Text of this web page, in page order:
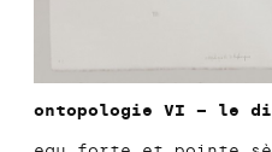
ontopologie VI – le